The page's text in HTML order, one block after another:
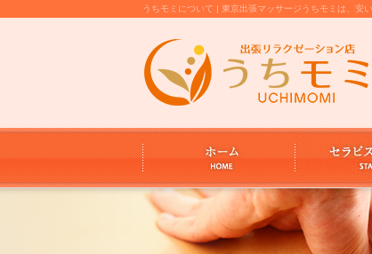
うちモミについて | 東京出張マッサージうちモミは、安